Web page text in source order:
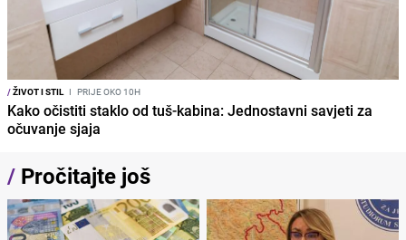
/ŽIVOT I STIL I PRIJE OKO 10H
Kako očistiti staklo od tuš-kabina: Jednostavni savjeti za
očuvanje sjaja
/ Pročitajte još